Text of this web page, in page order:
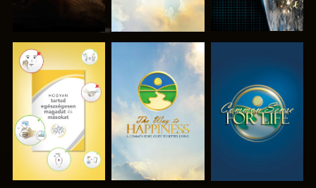
MŰSORNÉZÉS MŰSORNÉZÉS MŰSORNÉZÉS